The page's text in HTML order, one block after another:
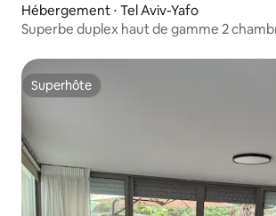
Hébergement ⋅ Tel Aviv-Yafo
Superbe duplex haut de gamme 2
Superhôte
Superhôte